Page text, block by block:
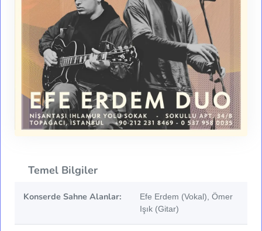
Temel Bilgiler
Konserde Sahne Alanlar:
Efe Erdem (Vokal), Ömer
Işık (Gitar)